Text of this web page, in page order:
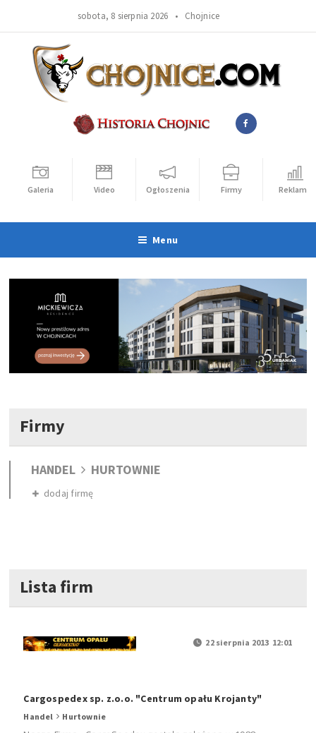
sobota, 8 sierpnia 2026 • Chojnice
Galeria Video Ogłoszenia Firmy Reklama
Menu
Firmy
HANDEL HURTOWNIE
dodaj firmę
Lista firm
22 sierpnia 2013 12:01
Cargospedex sp. z.o.o. "Centrum opału Krojanty"
Handel Hurtownie